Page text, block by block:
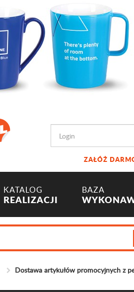
ZAŁÓŻ
KATALOG
REALIZACJI
BAZA
Dostawa artykułów promocyjnych z